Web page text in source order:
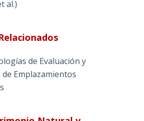
al.)
de Evaluación y
Emplazamientos